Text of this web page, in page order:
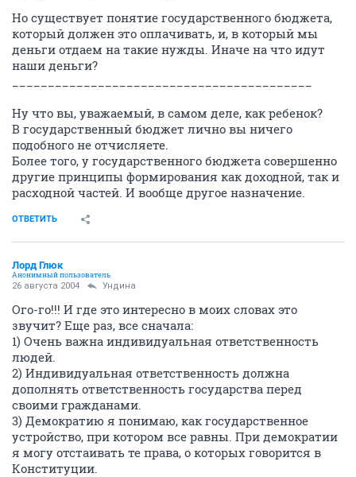
Но существует понятие государственного бюджета,
который должен это оплачивать, и, в который мы
деньги отдаем на такие нужды. Иначе на что идут
наши деньги?
Ну что вы, уважаемый, в самом деле, как ребенок?
В государственный бюджет лично вы ничего
подобного не отчисляете.
Более того, у государственного бюджета совершенно
другие принципы формирования как доходной, так и
расходной частей. И вообще другое назначение.
ОТВЕТИТЬ
Лорд Глюк
Анонимный пользователь
26 августа 2004 Ундина
Ого-го!!! И где это интересно в моих словах это
звучит? Еще раз, все сначала:
1) Очень важна индивидуальная ответственность
людей.
2) Индивидуальная ответственность должна
дополнять ответственность государства перед
своими гражданами.
3) Демократию я понимаю, как государственное
устройство, при котором все равны. При демократии
я могу отстаивать те права, о которых говорится в
Конституции.